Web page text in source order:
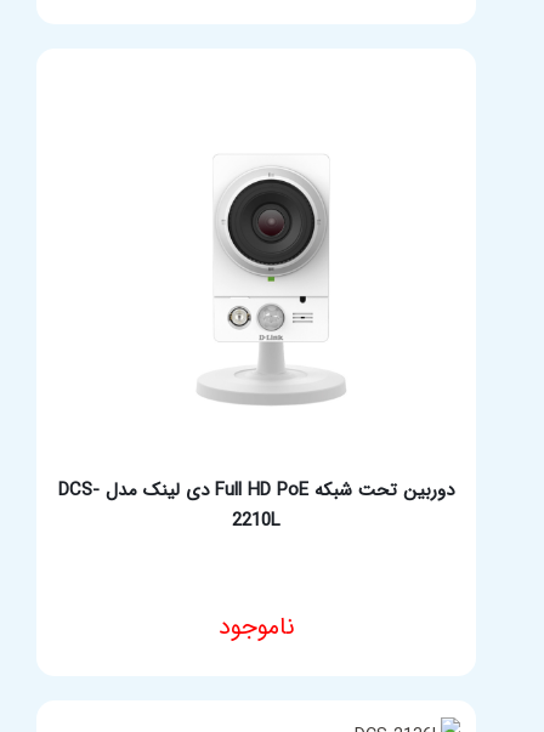
دوربین تحت شبکه Full HD PoE دی لینک مدل DCS-
2210L
ناموجود